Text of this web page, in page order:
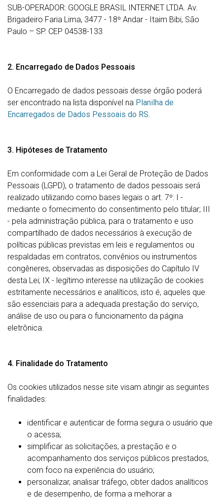
SUB-OPERADOR: GOOGLE BRASIL INTERNET LTDA. Av.
Brigadeiro Faria Lima, 3477 - 18º Andar - Itaim Bibi, São
Paulo – SP. CEP 04538-133
2. Encarregado de Dados Pessoais
O Encarregado de dados pessoais desse órgão poderá
ser encontrado na lista disponível na Planilha de
Encarregados de Dados Pessoais do RS.
3. Hipóteses de Tratamento
Em conformidade com a Lei Geral de Proteção de Dados
Pessoais (LGPD), o tratamento de dados pessoais será
realizado utilizando como bases legais o art. 7º: I -
mediante o fornecimento do consentimento pelo titular; III
- pela administração pública, para o tratamento e uso
compartilhado de dados necessários à execução de
políticas públicas previstas em leis e regulamentos ou
respaldadas em contratos, convênios ou instrumentos
congêneres, observadas as disposições do Capítulo IV
desta Lei; IX - legítimo interesse na utilização de cookies
estritamente necessários e analíticos, isto é, aqueles que
são essenciais para a adequada prestação do serviço,
análise de uso ou para o funcionamento da página
eletrônica.
4. Finalidade do Tratamento
Os cookies utilizados nesse site visam atingir as seguintes
finalidades:
identificar e autenticar de forma segura o usuário que
o acessa;
simplificar as solicitações, a prestação e o
acompanhamento dos serviços públicos prestados,
com foco na experiência do usuário;
personalizar, analisar tráfego, obter dados analíticos
e de desempenho, de forma a melhorar a